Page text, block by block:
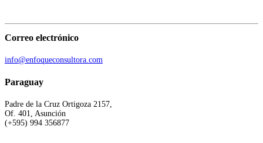
Correo electrónico
info@enfoqueconsultora.com
Paraguay
Padre de la Cruz Ortigoza 2157,
Of. 401, Asunción
(+595) 994 356877